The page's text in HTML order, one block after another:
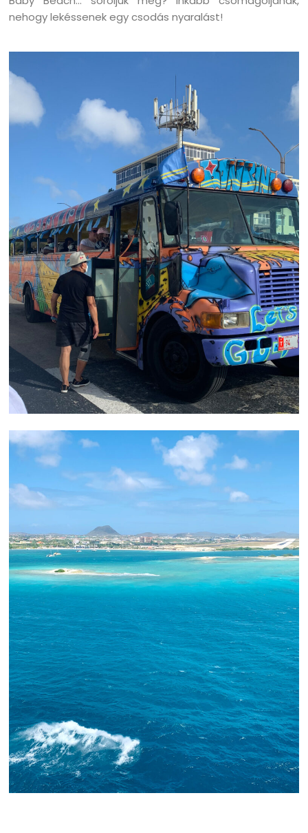
nehogy lekéssenek egy csodás nyaralást!